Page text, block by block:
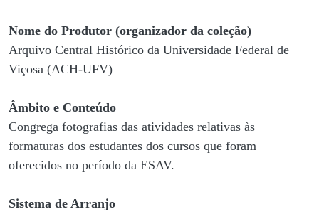
Nome do Produtor (organizador da coleção)
Arquivo Central Histórico da Universidade Federal de
Viçosa (ACH-UFV)
Âmbito e Conteúdo
Congrega fotografias das atividades relativas às
formaturas dos estudantes dos cursos que foram
oferecidos no período da ESAV.
Sistema de Arranjo